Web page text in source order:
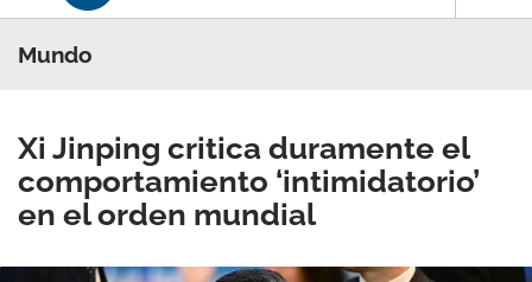
Mundo
Xi Jinping critica duramente el
comportamiento ‘intimidatorio’
en el orden mundial